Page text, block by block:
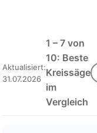
Aktualisiert:
31.07.2026
1 – 7 von
10: Beste
Kreissäge
im
Vergleich